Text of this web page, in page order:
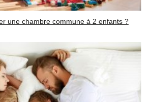
une chambre commune à 2 enfants ?